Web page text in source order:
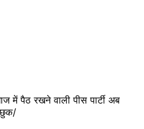
में पैठ रखने वाली पीस पार्टी अब